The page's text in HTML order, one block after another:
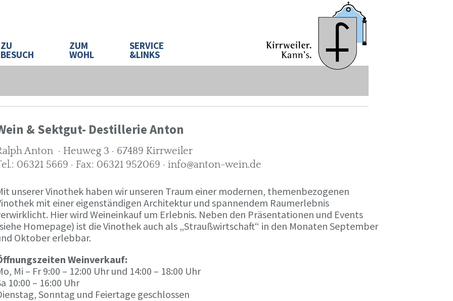
ZU
BESUCH
ZUM
WOHL
SERVICE
&LINKS
& Sektgut- Destillerie Anton
Anton · Heuweg 3 · 67489 Kirrweiler
06321 5669 · Fax: 06321 952069 · info@anton-wein.de
unserer Vinothek haben wir unseren Traum einer modernen, themenbezogenen
mit einer eigenständigen Architektur und spannendem Raumerlebnis
Hier wird Weineinkauf um Erlebnis. Neben den Präsentationen und Events
Homepage) ist die Vinothek auch als „Straußwirtschaft“ in den Monaten September
Oktober erlebbar.
Weinverkauf:
Mi – Fr 9:00 – 12:00 Uhr und 14:00 – 18:00 Uhr
10:00 – 16:00 Uhr
Sonntag und Feiertage geschlossen